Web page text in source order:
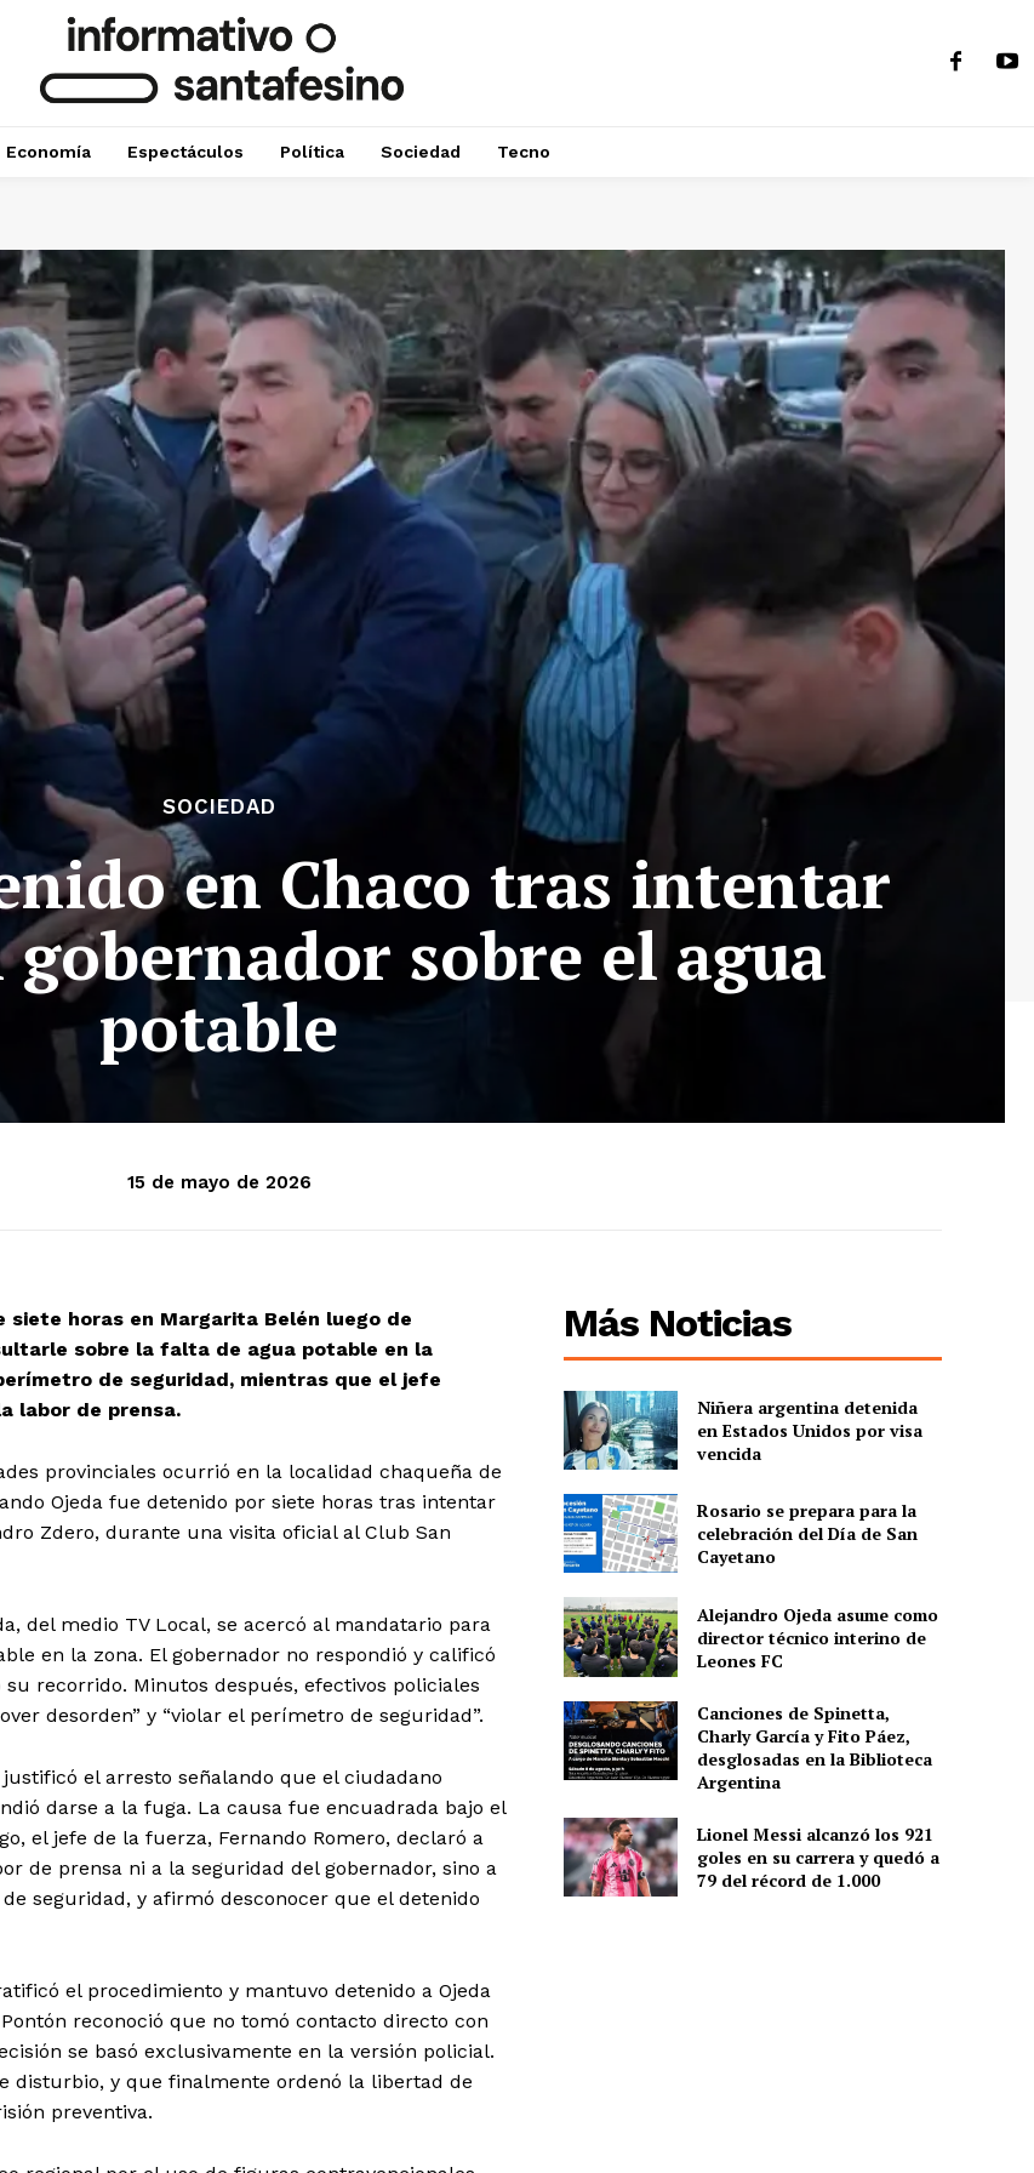
Economía Espectáculos Política Sociedad Tecno
SOCIEDAD
en Chaco tras intentar
sobre el agua
potable
15 de mayo de 2026
horas en Margarita Belén luego de
sobre la falta de agua potable en la
de seguridad, mientras que el jefe
labor de prensa.
provinciales ocurrió en la localidad chaqueña de
Ojeda fue detenido por siete horas tras intentar
Zdero, durante una visita oficial al Club San
del medio TV Local, se acercó al mandatario para
en la zona. El gobernador no respondió y calificó
recorrido. Minutos después, efectivos policiales
desorden” y “violar el perímetro de seguridad”.
el arresto señalando que el ciudadano
darse a la fuga. La causa fue encuadrada bajo el
el jefe de la fuerza, Fernando Romero, declaró a
de prensa ni a la seguridad del gobernador, sino a
seguridad, y afirmó desconocer que el detenido
el procedimiento y mantuvo detenido a Ojeda
reconoció que no tomó contacto directo con
se basó exclusivamente en la versión policial.
disturbio, y que finalmente ordenó la libertad de
preventiva.
Más Noticias
Niñera argentina detenida
en Estados Unidos por visa
vencida
Rosario se prepara para la
celebración del Día de San
Cayetano
Alejandro Ojeda asume como
director técnico interino de
Leones FC
Canciones de Spinetta,
Charly García y Fito Páez,
desglosadas en la Biblioteca
Argentina
Lionel Messi alcanzó los 921
goles en su carrera y quedó a
79 del récord de 1.000